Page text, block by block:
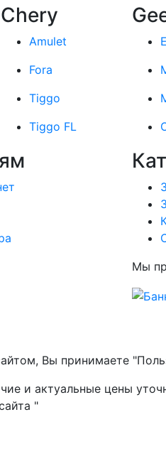
Chery
Amulet
Fora
Tiggo
Tiggo FL
Мы
Вы принимаете
и актуальные цены
"